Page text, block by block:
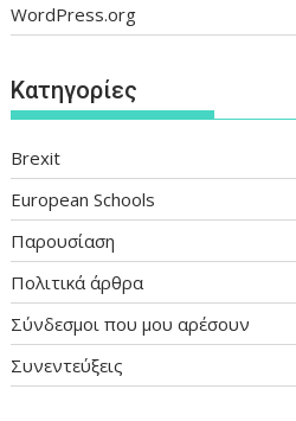
WordPress.org
Kατηγορίες
Brexit
European Schools
Παρουσίαση
Πολιτικά άρθρα
Σύνδεσμοι που μου αρέσουν
Συνεντεύξεις